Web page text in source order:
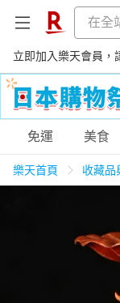
立即加入樂天會員，
購物網分類
免運 美食
樂天首頁 收藏品